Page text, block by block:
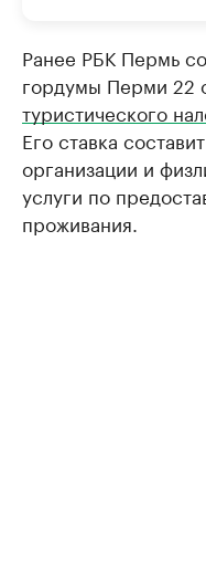
Ранее РБК Пермь
гордумы Перми 22
туристического
Его ставка
организации и
услуги по
проживания.